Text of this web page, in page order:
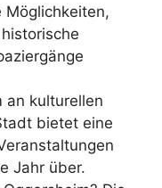
Möglichkeiten,
an kulturellen
bietet eine
Jahr über.